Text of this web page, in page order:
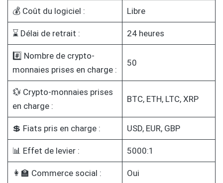
💰 Coût du logiciel : Libre
⌛ Délai de retrait : 24 heures
#️⃣ Nombre de crypto-
monnaies prises en charge :
50
💱 Crypto-monnaies prises
en charge :
BTC, ETH, LTC, XRP
💲 Fiats pris en charge : USD, EUR, GBP
📊 Effet de levier : 5000:1
👩‍🏫 Commerce social : Oui